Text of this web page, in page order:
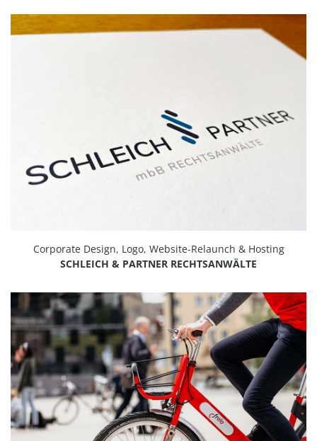
Corporate Design, Logo, Website-Relaunch & Hosting
SCHLEICH & PARTNER RECHTSANWÄLTE